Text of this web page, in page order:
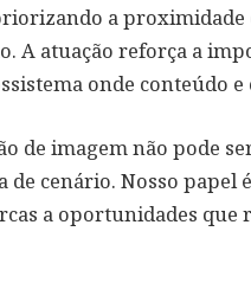
a proximidade
A atuação reforça a
onde conteúdo
de imagem não pode
cenário. Nosso papel
a oportunidades